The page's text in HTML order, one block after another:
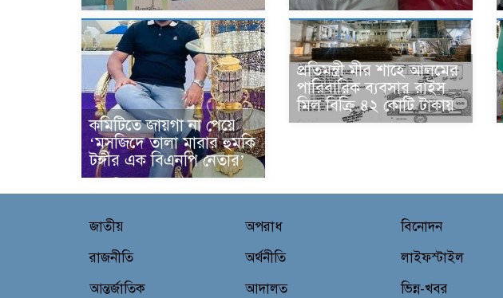
কমিটিতে জায়গা না পেয়ে
‘মসজিদে তালা মারার হুমকি
টঙ্গীর এক বিএনপি নেতার’
প্রতিমন্ত্রী মীর শাহে আলমের
পারিবারিক ব‍্যবসার রাইস
মিল বিক্রি ৪২ কোটি টাকায়
জাতীয়
রাজনীতি
আন্তর্জাতিক
অপরাধ
অর্থনীতি
আদালত
বিনোদন
লাইফস্টাইল
ভিন্ন-খবর